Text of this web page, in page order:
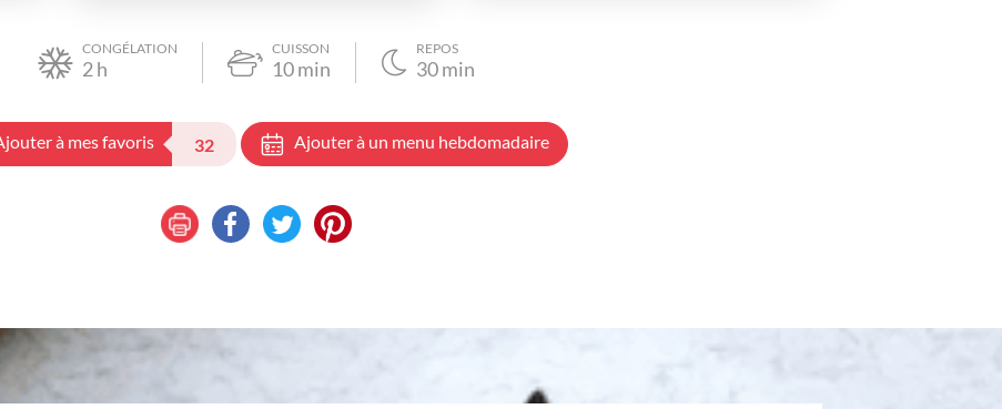
CONGÉLATION
2h
CUISSON
10min
REPOS
30min
à mes favoris 32 Ajouter à un menu hebdomadaire